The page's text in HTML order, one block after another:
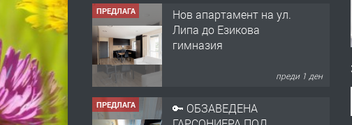
ПРЕДЛАГА
Нов апартамент на ул.
Липа до Езикова
гимназия
преди 1 ден
ПРЕДЛАГА
🔑 ОБЗАВЕДЕНА